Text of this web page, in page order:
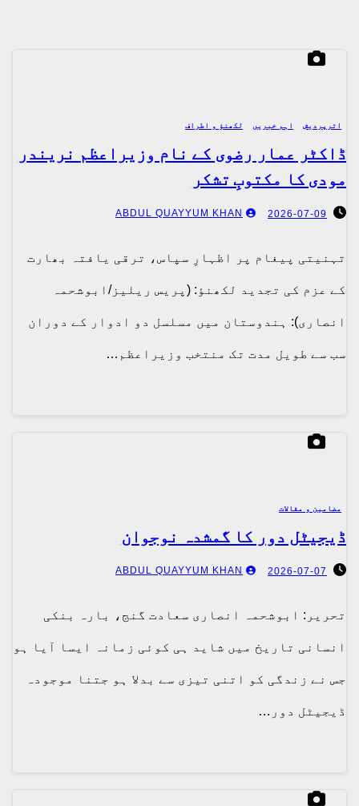
اترپردیش اہم خبریں لکھنؤ و اطراف
ڈاکٹر عمار رضوی کے نام وزیراعظم نریندر
مودی کا مکتوبِ تشکر
2026-07-09
ABDUL QUAYYUM KHAN
تہنیتی پیغام پر اظہارِ سپاس، ترقی یافتہ بھارت
کے عزم کی تجدید لکھنؤ: (پریس ریلیز/ابوشحمہ
انصاری): ہندوستان میں مسلسل دو ادوار کے دوران
سب سے طویل مدت تک منتخب وزیراعظم…
مضامین و مقالات
ڈیجیٹل دور کا گمشدہ نوجوان
2026-07-07
ABDUL QUAYYUM KHAN
تحریر: ابوشحمہ انصاری سعادت گنج، بارہ بنکی
انسانی تاریخ میں شاید ہی کوئی زمانہ ایسا آیا ہو
جس نے زندگی کو اتنی تیزی سے بدلا ہو جتنا موجودہ
ڈیجیٹل دور…